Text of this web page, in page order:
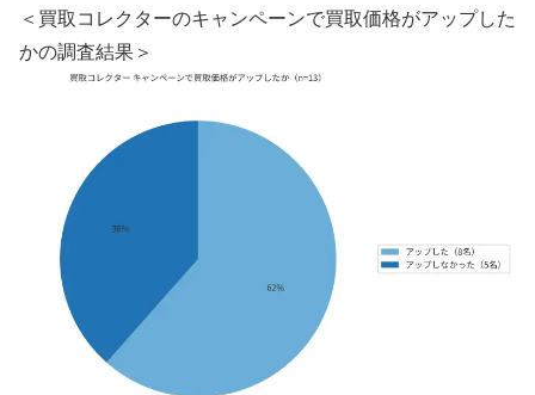
＜買取コレクターのキャンペーンで買取価格がアップした
かの調査結果＞